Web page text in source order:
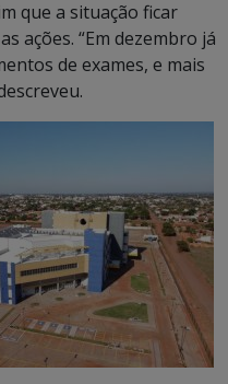
que a situação ficar
ações. “Em dezembro já
de exames, e mais